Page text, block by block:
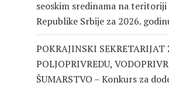
seoskim sredinama na teritoriji
Republike Srbije za 2026.
POKRAJINSKI SEKRETARIJAT
POLJOPRIVREDU,
ŠUMARSTVO – Konkurs za